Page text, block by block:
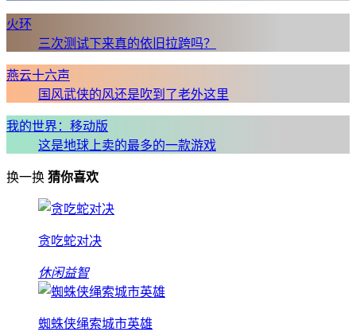
火环
三次测试下来真的依旧拉跨吗？
燕云十六声
国风武侠的风还是吹到了老外这里
我的世界：移动版
这是地球上卖的最多的一款游戏
换一换 猜你喜欢
贪吃蛇对决
休闲益智
蜘蛛侠绳索城市英雄